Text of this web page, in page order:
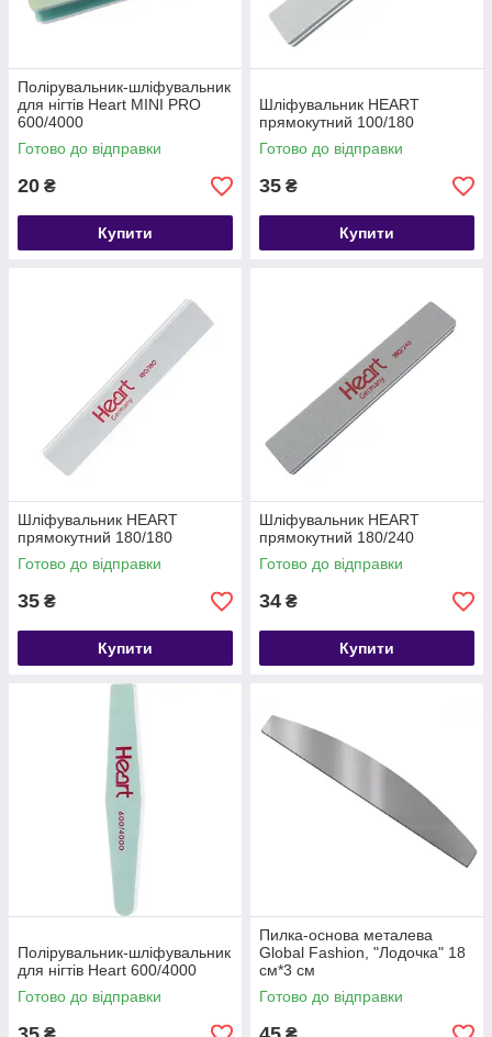
Полірувальник-шліфувальник
для нігтів Heart MINI PRO
600/4000
Готово до відправки
20 ₴
Купити
Шліфувальник HEART
прямокутний 100/180
Готово до відправки
35 ₴
Купити
Шліфувальник HEART
прямокутний 180/180
Готово до відправки
35 ₴
Купити
Шліфувальник HEART
прямокутний 180/240
Готово до відправки
34 ₴
Купити
Полірувальник-шліфувальник
для нігтів Heart 600/4000
Готово до відправки
Пилка-основа металева
Global Fashion, "Лодочка" 18
см*3 см
Готово до відправки